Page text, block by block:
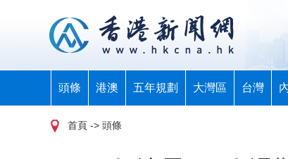
頭條 港澳 五年規劃 大灣區 台灣
首頁 -> 頭條